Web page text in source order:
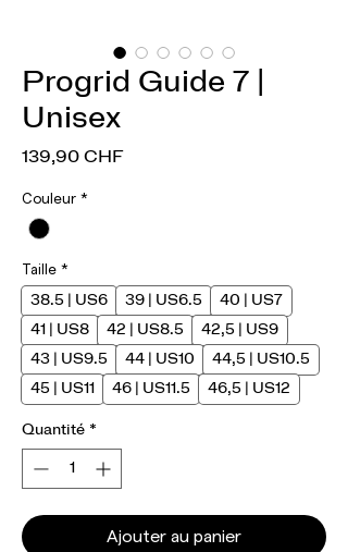
Progrid Guide 7 |
Unisex
139,90 CHFPrix
Couleur *
Taille *
38.5 | US6 39 | US6.5
40 | US7
41 | US8
42 | US8.5
42,5 | US9
43 | US9.5
44 | US10
44,5 | US10.5
45 | US11
46 | US11.5 46,5 | US12
Quantité *
Ajouter au panier